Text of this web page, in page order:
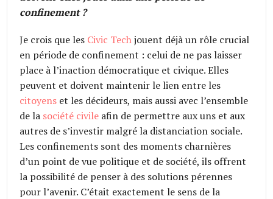
confinement ?
Je crois que les Civic Techjouent déjà un rôle crucial
en période de confinement : celui de ne pas laisser
place à l’inaction démocratique et civique. Elles
peuvent et doivent maintenir le lien entre les
citoyens et les décideurs, mais aussi avec l’ensemble
de la société civile afin de permettre aux uns et aux
autres de s’investir malgré la distanciation sociale.
Les confinements sont des moments charnières
d’un point de vue politique et de société, ils offrent
la possibilité de penser à des solutions pérennes
pour l’avenir. C’était exactement le sens de la